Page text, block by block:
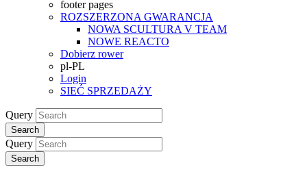
footer pages
ROZSZERZONA GWARANCJA
NOWA SCULTURA V TEAM
NOWE REACTO
Dobierz rower
pl-PL
Login
SIEĆ SPRZEDAŻY
Query
Search
Query
Search